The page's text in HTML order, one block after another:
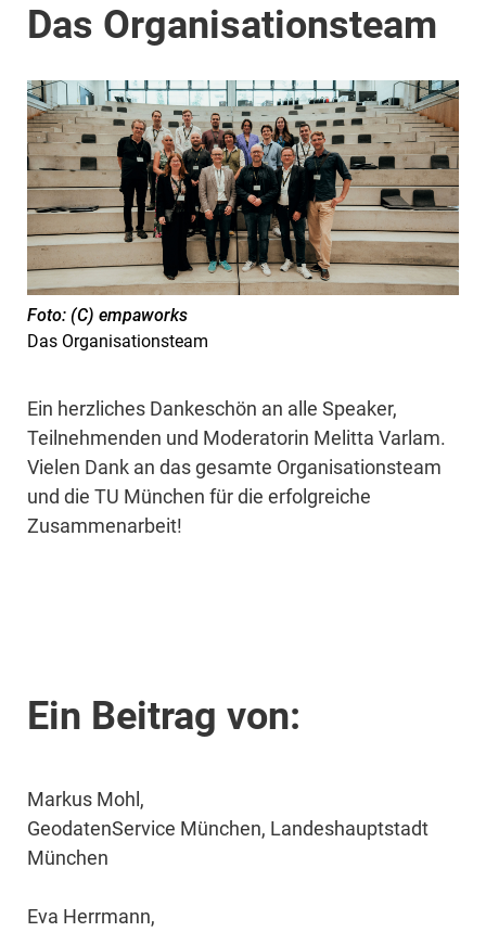
Das Organisationsteam
Foto: (C) empaworks
Das Organisationsteam
Ein herzliches Dankeschön an alle Speaker,
Teilnehmenden und Moderatorin Melitta Varlam.
Vielen Dank an das gesamte Organisationsteam
und die TU München für die erfolgreiche
Zusammenarbeit!
Ein Beitrag von:
Markus Mohl,
GeodatenService München, Landeshauptstadt
München
Eva Herrmann,